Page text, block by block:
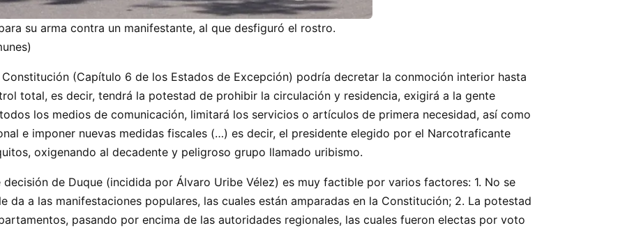
su arma contra un manifestante, al que desfiguró el rostro.
(Capítulo 6 de los Estados de Excepción) podría decretar la conmoción interior hasta
total, es decir, tendrá la potestad de prohibir la circulación y residencia, exigirá a la gente
los medios de comunicación, limitará los servicios o artículos de primera necesidad, así como
e imponer nuevas medidas fiscales (…) es decir, el presidente elegido por el Narcotraficante
oxigenando al decadente y peligroso grupo llamado uribismo.
de Duque (incidida por Álvaro Uribe Vélez) es muy factible por varios factores: 1. No se
da a las manifestaciones populares, las cuales están amparadas en la Constitución; 2. La potestad
pasando por encima de las autoridades regionales, las cuales fueron electas por voto